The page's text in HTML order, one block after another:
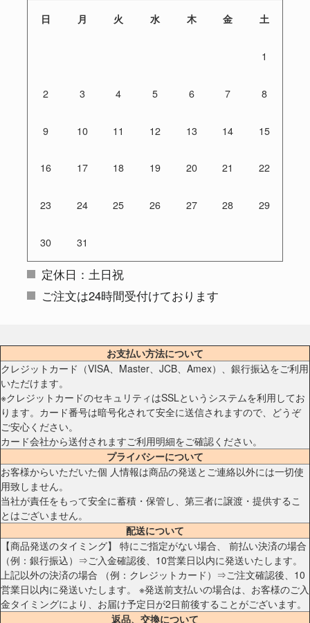
日 月 火 水 木 金 土
1
2 3 4 5 6 7 8
9 10 11 12 13 14 15
16 17 18 19 20 21 22
23 24 25 26 27 28 29
30 31
定休日：土日祝
ご注文は24時間受付けております
お支払い方法について
クレジットカード（VISA、Master、JCB、Amex）、銀行振込をご利用
いただけます。
※クレジットカードのセキュリティはSSLというシステムを利用してお
ります。カード番号は暗号化されて安全に送信されますので、どうぞ
ご安心ください。
カード会社から送付されますご利用明細をご確認ください。
プライバシーについて
お客様からいただいた個 人情報は商品の発送とご連絡以外には一切使
用致しません。
当社が責任をもって安全に蓄積・保管し、第三者に譲渡・提供するこ
とはございません。
配送について
【商品発送のタイミング】 特にご指定がない場合、 前払い決済の場合
（例：銀行振込）⇒ご入金確認後、10営業日以内に発送いたします。
上記以外の決済の場合 （例：クレジットカード）⇒ご注文確認後、10
営業日以内に発送いたします。 ※発送前支払いの場合は、お客様のご入
金タイミングにより、お届け予定日が2日前後することがございます。
返品、交換について